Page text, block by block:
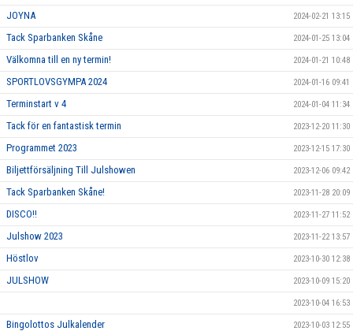
JOYNA 2024-02-21 13:15
Tack Sparbanken Skåne 2024-01-25 13:04
Välkomna till en ny termin! 2024-01-21 10:48
SPORTLOVSGYMPA 2024 2024-01-16 09:41
Terminstart v 4 2024-01-04 11:34
Tack för en fantastisk termin 2023-12-20 11:30
Programmet 2023 2023-12-15 17:30
Biljettförsäljning Till Julshowen 2023-12-06 09:42
Tack Sparbanken Skåne! 2023-11-28 20:09
DISCO!! 2023-11-27 11:52
Julshow 2023 2023-11-22 13:57
Höstlov 2023-10-30 12:38
JULSHOW 2023-10-09 15:20
2023-10-04 16:53
Bingolottos Julkalender 2023-10-03 12:55